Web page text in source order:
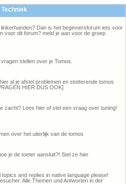
Techniek
Dan is het beginnersforum iets voor
voor dit forum? meld je aan voor de groep
stellen over je Tomos.
al je afstel problemen en stotterende tomos
HIER DUS OOK]
zacht? Lees hier of stel een vraag over tuning!
over het uiterlijk van de tomos
je de toeter aansluit?! Stel ze hier
and replies in native language please!
Alle Themen und Antworten in der